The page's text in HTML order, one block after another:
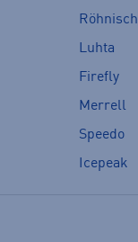
Röhnisch
Luhta
Firefly
Merrell
Speedo
Icepeak